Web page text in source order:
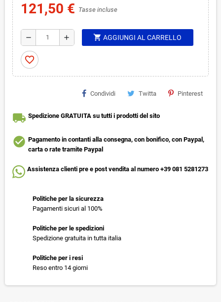
121,50 € Tasse incluse
remove add shopping_cart AGGIUNGI AL CARRELLO
favorite_border
Condividi Twitta Pinterest
local_shipping Spedizione GRATUITA su tutti i prodotti del sito
check_circle Pagamento in contanti alla consegna, con bonifico, con Paypal,
carta o rate tramite Paypal
Assistenza clienti pre e post vendita al numero +39 081 5281273
Politiche per la sicurezza
Pagamenti sicuri al 100%
Politiche per le spedizioni
Spedizione gratuita in tutta italia
Politiche per i resi
Reso entro 14 giorni